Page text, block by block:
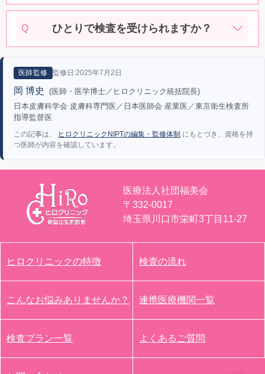
Q ひとりで検査を受けられますか？
医師監修 監修日:2025年7月2日
岡 博史
(医師・医学博士／ヒロクリニック統括院長)
日本皮膚科学会 皮膚科専門医／日本医師会 産業医／東京衛生検査所
指導監督医
この記事は、 ヒロクリニックNIPTの編集・監修体制 にもとづき、資格を持
つ医師が内容を確認しています。
医療法人社団福美会
〒332-0017
埼玉県川口市栄町3丁目11-27
ヒロクリニックの特徴 検査の流れ
こんなお悩みありませんか？ 連携医療機関一覧
検査プラン一覧 よくあるご質問